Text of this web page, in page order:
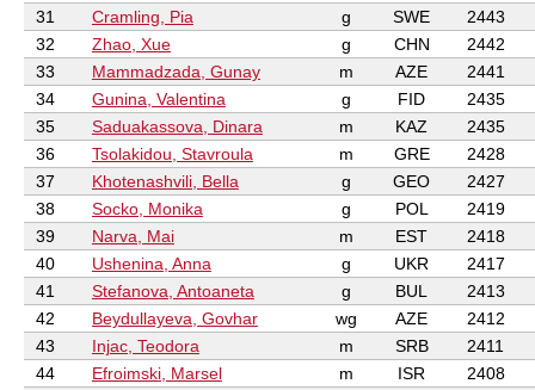
31
Cramling, Pia g SWE
2443
32
Zhao, Xue g CHN
2442
33
Mammadzada, Gunay m AZE
2441
34
Gunina, Valentina g FID
2435
35
Saduakassova, Dinara m KAZ
2435
36
Tsolakidou, Stavroula m GRE
2428
37
Khotenashvili, Bella g GEO
2427
38
Socko, Monika g POL
2419
39
Narva, Mai m EST
2418
40
Ushenina, Anna g UKR
2417
41
Stefanova, Antoaneta g BUL
2413
42
Beydullayeva, Govhar wg AZE
2412
43
Injac, Teodora m SRB
2411
44
Efroimski, Marsel m ISR
2408